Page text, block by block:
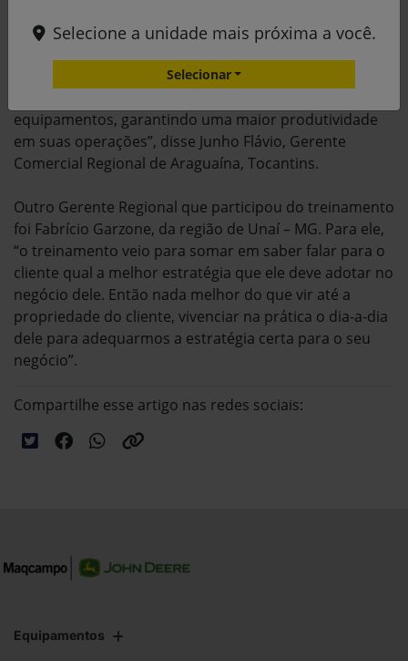
quanto podemos contribuir para os nossos clientes, o
equipamentos, garantindo uma maior produtividade
em suas operações”, disse Junho Flávio, Gerente
Comercial Regional de Araguaína, Tocantins.
Outro Gerente Regional que participou do treinamento
foi Fabrício Garzone, da região de Unaí – MG. Para ele,
“o treinamento veio para somar em saber falar para o
cliente qual a melhor estratégia que ele deve adotar no
negócio dele. Então nada melhor do que vir até a
propriedade do cliente, vivenciar na prática o dia-a-dia
dele para adequarmos a estratégia certa para o seu
negócio”.
Compartilhe esse artigo nas redes sociais:
Equipamentos
Selecione a unidade mais próxima a você.
Selecionar